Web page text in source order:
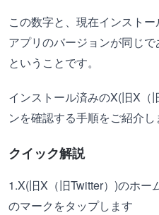
この数字と、現在インスト
アプリのバージョンが同じ
ということです。
インストール済みのX(旧X（
ンを確認する手順をご紹介し
クイック解説
1.X(旧X（旧Twitter）)のホー
のマークをタップします